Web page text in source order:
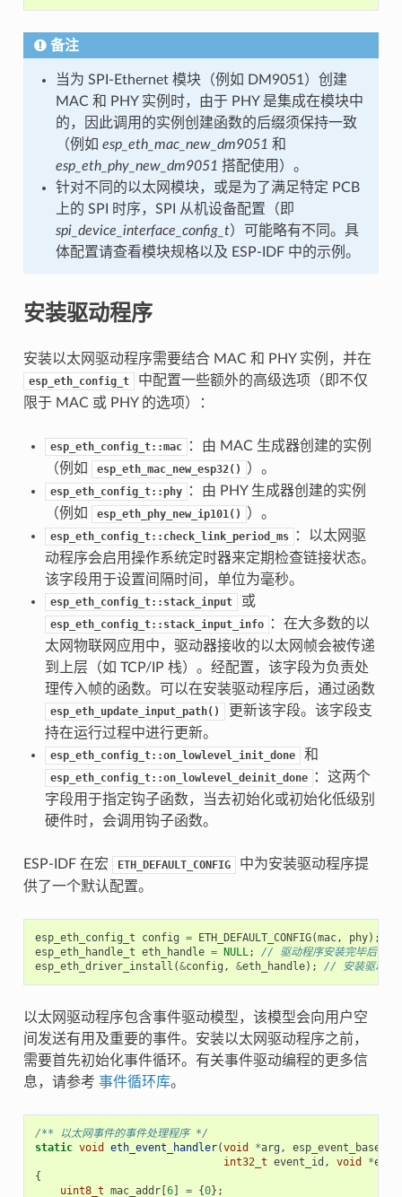
备注
当为 SPI-Ethernet 模块（例如 DM9051）创建
MAC 和 PHY 实例时，由于 PHY 是集成在模块中
的，因此调用的实例创建函数的后缀须保持一致
（例如 esp_eth_mac_new_dm9051 和
esp_eth_phy_new_dm9051 搭配使用）。
针对不同的以太网模块，或是为了满足特定 PCB
上的 SPI 时序，SPI 从机设备配置（即
spi_device_interface_config_t）可能略有不同。具
体配置请查看模块规格以及 ESP-IDF 中的示例。
安装驱动程序
安装以太网驱动程序需要结合 MAC 和 PHY 实例，并在
esp_eth_config_t
中配置一些额外的高级选项（即不仅
限于 MAC 或 PHY 的选项）：
esp_eth_config_t::mac
：由 MAC 生成器创建的实例
（例如
esp_eth_mac_new_esp32() ）。
esp_eth_config_t::phy
：由 PHY 生成器创建的实例
（例如
esp_eth_phy_new_ip101() ）。
esp_eth_config_t::check_link_period_ms
：以太网驱
动程序会启用操作系统定时器来定期检查链接状态。
该字段用于设置间隔时间，单位为毫秒。
esp_eth_config_t::stack_input 或
esp_eth_config_t::stack_input_info
：在大多数的以
太网物联网应用中，驱动器接收的以太网帧会被传递
到上层（如 TCP/IP 栈）。经配置，该字段为负责处
理传入帧的函数。可以在安装驱动程序后，通过函数
esp_eth_update_input_path()
更新该字段。该字段支
持在运行过程中进行更新。
esp_eth_config_t::on_lowlevel_init_done 和
esp_eth_config_t::on_lowlevel_deinit_done
：这两个
字段用于指定钩子函数，当去初始化或初始化低级别
硬件时，会调用钩子函数。
ESP-IDF 在宏 ETH_DEFAULT_CONFIG
中为安装驱动程序提
供了一个默认配置。
esp_eth_config_t config = ETH_DEFAULT_CONFIG(mac, phy);
esp_eth_handle_t eth_handle = NULL;
// 驱动程序安装完毕后，将
esp_eth_driver_install (&config , &eth_handle); // 安装驱动程
以太网驱动程序包含事件驱动模型，该模型会向用户空
间发送有用及重要的事件。安装以太网驱动程序之前，
需要首先初始化事件循环。有关事件驱动编程的更多信
息，请参考 事件循环库。
/** 以太网事件的事件处理程序 */
static void eth_event_handler(void *arg , esp_event_base_t
int32_t event_id , void *
{
uint8_t mac_addr[ 6] = {0};